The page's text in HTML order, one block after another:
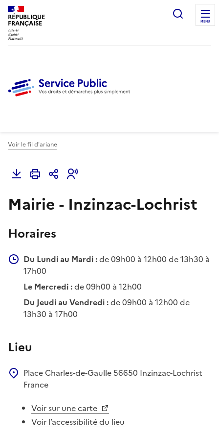
RÉPUBLIQUE
FRANÇAISE
Ouvrir
MENU
Voir le fil d'ariane
Mairie - Inzinzac-Lochrist
Horaires
Du Lundi au Mardi :de 09h00 à 12h00 de 13h30 à
17h00
Le Mercredi :de 09h00 à 12h00
Du Jeudi au Vendredi :de 09h00 à 12h00 de
13h30 à 17h00
Lieu
Place Charles-de-Gaulle 56650 Inzinzac-Lochrist
France
Voir sur une carte
Voir l’accessibilité du lieu